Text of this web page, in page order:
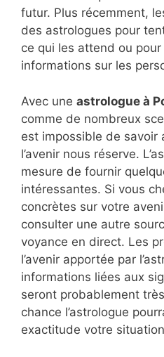
futur. Plus récemment,
des astrologues pour
ce qui les attend ou
informations sur les
Avec une astrologue à
comme de nombreux
est impossible de savoir
l’avenir nous réserve.
mesure de fournir
intéressantes. Si vous
concrètes sur votre
consulter une autre
voyance en direct. Les
l’avenir apportée par
informations liées aux
seront probablement
chance l’astrologue
exactitude votre